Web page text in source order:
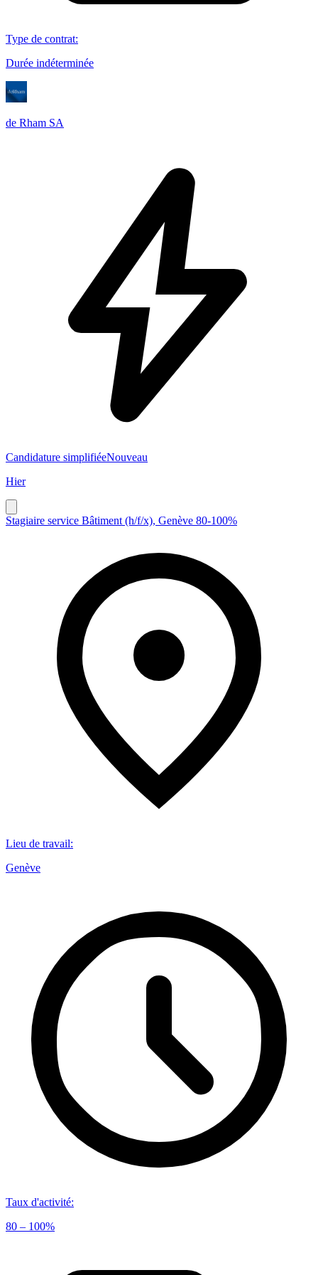
Type de contrat:
Durée indéterminée
de Rham SA
Candidature simplifiéeNouveau
Hier
Stagiaire service Bâtiment (h/f/x), Genève 80-100%
Lieu de travail:
Genève
Taux d'activité:
80 – 100%